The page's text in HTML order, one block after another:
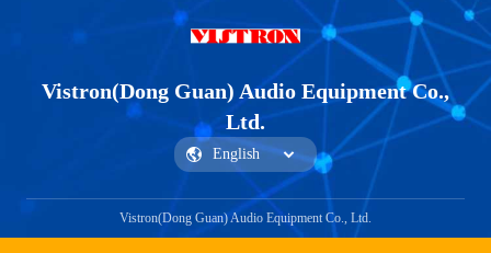
Vistron(Dong Guan) Audio Equipment Co.,
Ltd.
Vistron(Dong Guan) Audio Equipment Co., Ltd.